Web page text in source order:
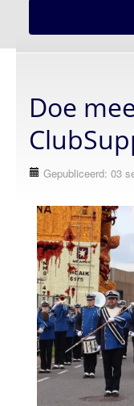
Home
Nieuws
actueel
Berichten
Optredens
Over ons
onze korpsen
vLS Algemeen
vLS Samen
vLS
MusicKidz
Jong van
van Limburg
Doe
Gepubliceerd: 03